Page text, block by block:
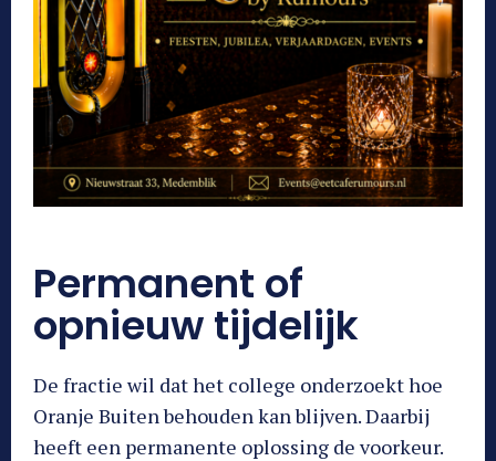
Permanent of
opnieuw tijdelijk
De fractie wil dat het college onderzoekt hoe
Oranje Buiten behouden kan blijven. Daarbij
heeft een permanente oplossing de voorkeur.